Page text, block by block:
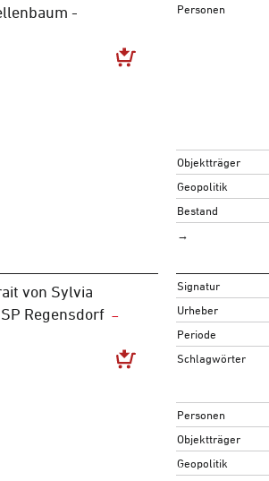
-
Personen
Objektträger
Geopolitik
Bestand
→
von Sylvia
Regensdorf
Signatur
Urheber
Periode
Schlagwörter
Personen
Objektträger
Geopolitik